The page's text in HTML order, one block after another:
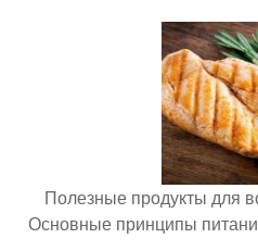
Полезные продукты для
Основные принципы